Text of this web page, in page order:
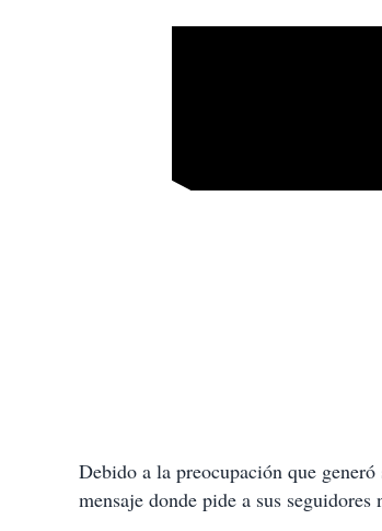
Debido a la preocupación que generó
mensaje donde pide a sus seguidores